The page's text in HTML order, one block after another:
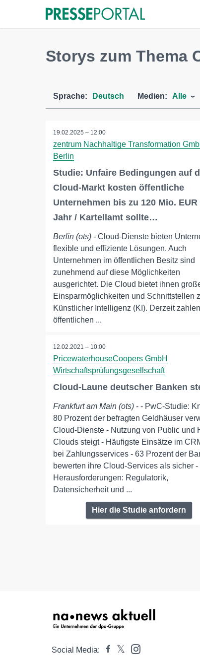
Storys zum Thema
Sprache: Deutsch Medien: Alle
19.02.2025 – 12:00
zentrum Nachhaltige Transformation
Berlin
Studie: Unfaire Bedingungen auf
Cloud-Markt kosten öffentliche
Unternehmen bis zu 120 Mio.
Jahr / Kartellamt sollte…
Berlin (ots) - Cloud-Dienste bieten
flexible und effiziente Lösungen. Auch
Unternehmen im öffentlichen Besitz sind
zunehmend auf diese Möglichkeiten
ausgerichtet. Die Cloud bietet ihnen
Einsparmöglichkeiten und Schnittstellen
Künstlicher Intelligenz (KI). Derzeit
öffentlichen ...
12.02.2021 – 10:00
PricewaterhouseCoopers GmbH
Wirtschaftsprüfungsgesellschaft
Cloud-Laune deutscher Banken
Frankfurt am Main (ots) - - PwC-Studie:
80 Prozent der befragten Geldhäuser
Cloud-Dienste - Nutzung von Public und
Clouds steigt - Häufigste Einsätze im
bei Zahlungsservices - 63 Prozent der
bewerten ihre Cloud-Services als sicher -
Herausforderungen: Regulatorik,
Datensicherheit und ...
Hier die Studie anfordern
Social Media: